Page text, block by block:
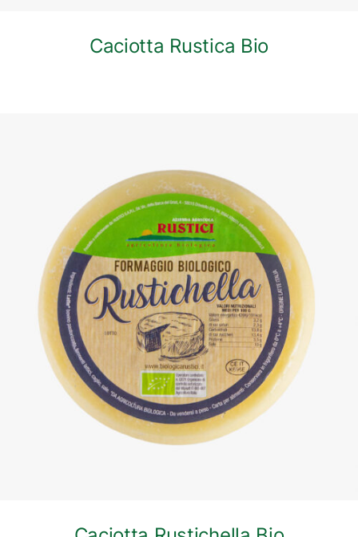
Caciotta Rustica Bio
DETTAGLI